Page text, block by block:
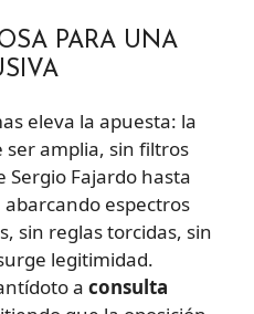
PARA UNA
eleva la apuesta: la
ser amplia, sin filtros
Sergio Fajardo hasta
espectros
sin reglas torcidas, sin
legitimidad.
a consulta